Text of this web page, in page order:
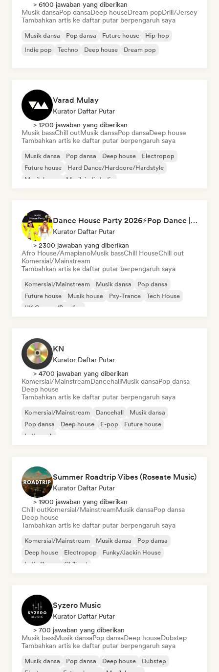
> 6100 jawaban yang diberikan
Musik dansaPop dansaDeep houseDream popDrill/Jersey
Tambahkan artis ke daftar putar berpengaruh saya
Musik dansa Pop dansa Future house
Hip-hop
Indie pop
Techno Deep house Dream pop
Varad Mulay
Kurator Daftar Putar
> 1200 jawaban yang diberikan
Musik bassChill outMusik dansaPop dansaDeep house
Tambahkan artis ke daftar putar berpengaruh saya
Musik dansa Pop dansa Deep house
Electropop
Future house
Hard Dance/Hardcore/Hardstyle
Musik house
Musik indie India
Dance House Party 2026⚡️Pop Dance | EDM | Pop EDM | Dance | Electro House | Tech House | Eurodance
Kurator Daftar Putar
> 2300 jawaban yang diberikan
Afro House/AmapianoMusik bassChill HouseChill out
Komersial/Mainstream
Tambahkan artis ke daftar putar berpengaruh saya
Komersial/Mainstream Musik dansa
Pop dansa
Future house
Musik house Psy-Trance
Tech House
UK Garage/Bassline
KN
Kurator Daftar Putar
> 4700 jawaban yang diberikan
Komersial/MainstreamDancehallMusik dansaPop dansa
Deep house
Tambahkan artis ke daftar putar berpengaruh saya
Komersial/Mainstream Dancehall
Musik dansa
Pop dansa
Deep house E-pop
Future house
Indie rock
Summer Roadtrip Vibes (Roseate Music)
Kurator Daftar Putar
> 1900 jawaban yang diberikan
Chill outKomersial/MainstreamMusik dansaPop dansa
Deep house
Tambahkan artis ke daftar putar berpengaruh saya
Komersial/Mainstream Musik dansa
Pop dansa
Deep house
Electropop
Funky/Jackin House
Indie Dance
Chill out
Syzero Music
Kurator Daftar Putar
> 700 jawaban yang diberikan
Musik bassMusik dansaPop dansaDeep houseDubstep
Tambahkan artis ke daftar putar berpengaruh saya
Musik dansa Pop dansa Deep house
Dubstep